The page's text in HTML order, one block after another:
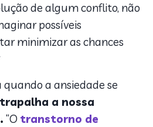
de algum conflito, não
possíveis
minimizar as chances
a ansiedade se
a nossa
“O transtorno de